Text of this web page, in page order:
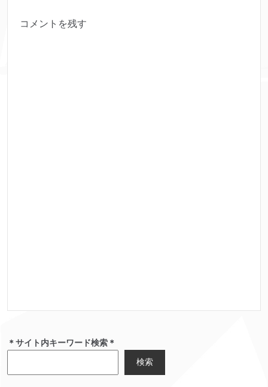
コメントを残す
＊サイト内キーワード検索＊
検索